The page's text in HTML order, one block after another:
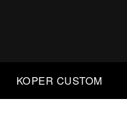
KOPER CUSTOM